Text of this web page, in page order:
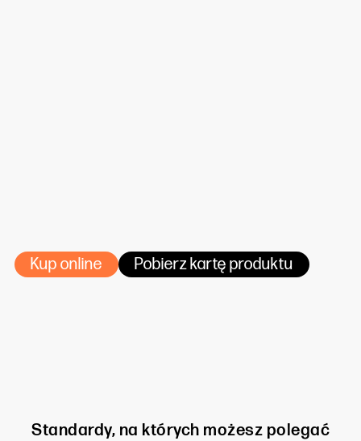
Kup online Pobierz kartę produktu
Standardy, na których możesz polegać